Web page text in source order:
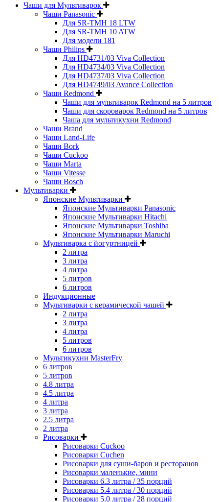
Чаши для Мультиварок
Чаши Panasonic
Для SR-TMH 18 LTW
Для SR-TMH 10 ATW
Для модели 181
Чаши Philips
Для HD4731/03 Viva Collection
Для HD4734/03 Viva Collection
Для HD4737/03 Viva Collection
Для HD4749/03 Avance Collection
Чаши Redmond
Чаши для мультиварок Redmond на 5 литров
Чаши для скороварок Redmond на 5 литров
Чаша для мультикухни Redmond
Чаши Brand
Чаши Land-Life
Чаши Bork
Чаши Cuckoo
Чаши Marta
Чаши Vitesse
Чаши Bosch
Мультиварки
Японские Мультиварки
Японские Мультиварки Panasonic
Японские Мультиварки Hitachi
Японские Мультиварки Toshiba
Японские Мультиварки Maruchi
Мультиварка с йогуртницей
2 литра
3 литра
4 литра
5 литров
6 литров
Индукционные
Мультиварки с керамической чашей
2 литра
3 литра
4 литра
5 литров
6 литров
Мультикухни MasterFry
6 литров
5 литров
4.8 литра
4.5 литра
4 литра
3 литра
2.5 литра
2 литра
Рисоварки
Рисоварки Cuckoo
Рисоварки Cuchen
Рисоварки для суши-баров и ресторанов
Рисоварки маленькие, мини
Рисоварки 6.3 литра / 35 порций
Рисоварки 5.4 литра / 30 порций
Рисоварки 5.0 литра / 28 порций